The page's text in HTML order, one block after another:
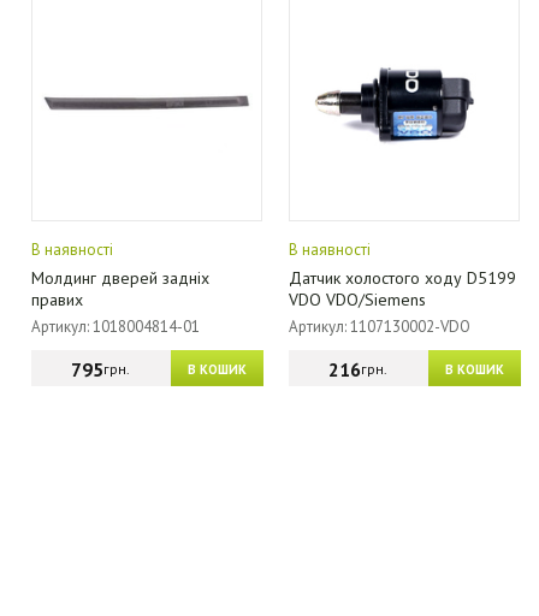
В наявності
Молдинг дверей задніх
правих
Артикул: 1018004814-01
В КОШИК
795грн.
В наявності
Датчик холостого ходу D5199
VDO VDO/Siemens
Артикул: 1107130002-VDO
В КОШИК
216грн.